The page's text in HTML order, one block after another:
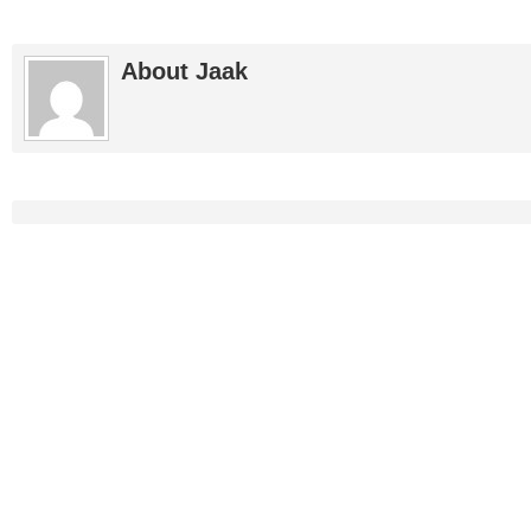
About Jaak